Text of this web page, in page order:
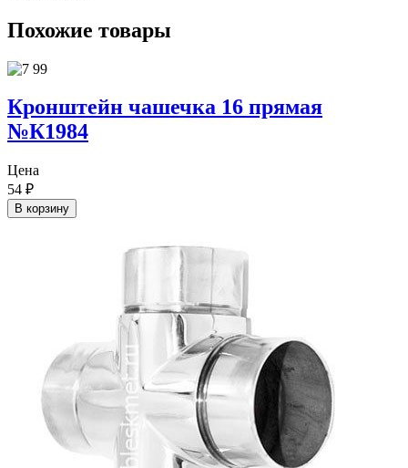
Похожие товары
Кронштейн чашечка 16 прямая
№К1984
Цена
54 ₽
В корзину